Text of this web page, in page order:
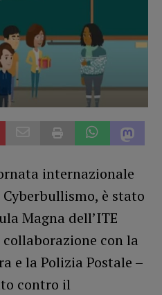
internazionale
è stato
Magna dell’ITE
collaborazione con la
e la Polizia Postale –
contro il